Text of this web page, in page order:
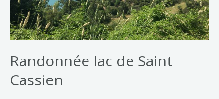
Randonnée lac de Saint
Cassien